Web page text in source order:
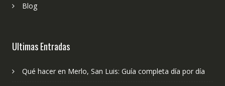
Blog
Ultimas Entradas
Qué hacer en Merlo, San Luis: Guía completa día por día